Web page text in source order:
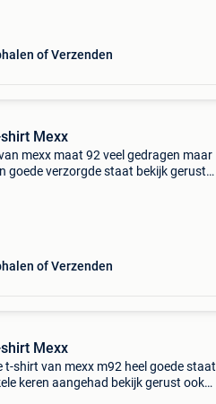
of Verzenden
Mexx
mexx maat 92 veel gedragen maar
goede verzorgde staat bekijk gerust
of Verzenden
Mexx
t-shirt van mexx m92 heel goede staat
keren aangehad bekijk gerust ook